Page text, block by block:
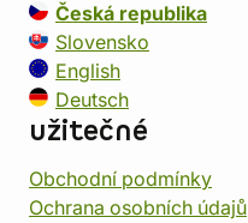
Česká republika
Slovensko
English
Deutsch
užitečné
Obchodní podmínky
Ochrana osobních údajů